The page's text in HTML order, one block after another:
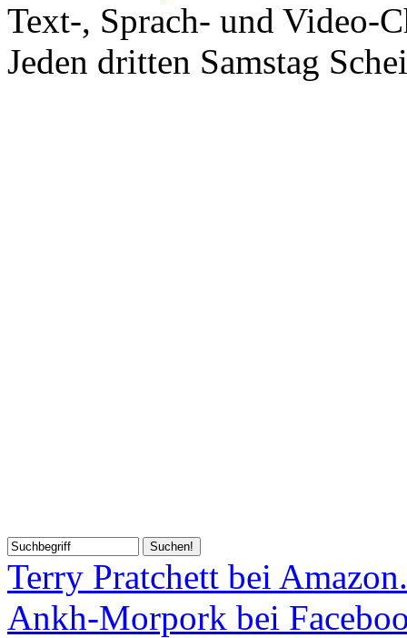
Text-, Sprach- und Video-
Jeden dritten Samstag
Terry Pratchett bei
Ankh-Morpork bei